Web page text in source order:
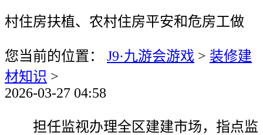
村住房扶植、农村住房平安和危房工做
您当前的位置： J9·九游会游戏 > 装修建
材知识 >
2026-03-27 04:58
担任监视办理全区建建市场，指点监